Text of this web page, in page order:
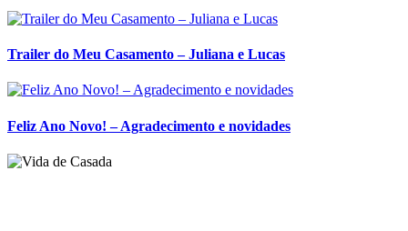
Trailer do Meu Casamento – Juliana e Lucas
Feliz Ano Novo! – Agradecimento e novidades